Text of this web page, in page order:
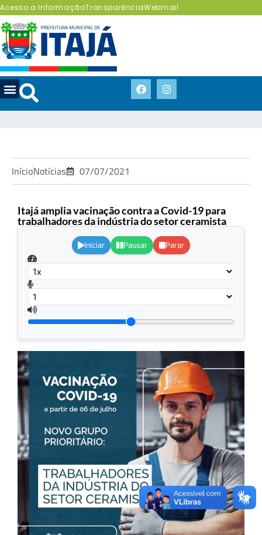
Acesso a InformaçãoTransparênciaWebmail
InícioNotícias 07/07/2021
Itajá amplia vacinação contra a Covid-19 para
trabalhadores da indústria do setor ceramista
Iniciar Pausar Parar